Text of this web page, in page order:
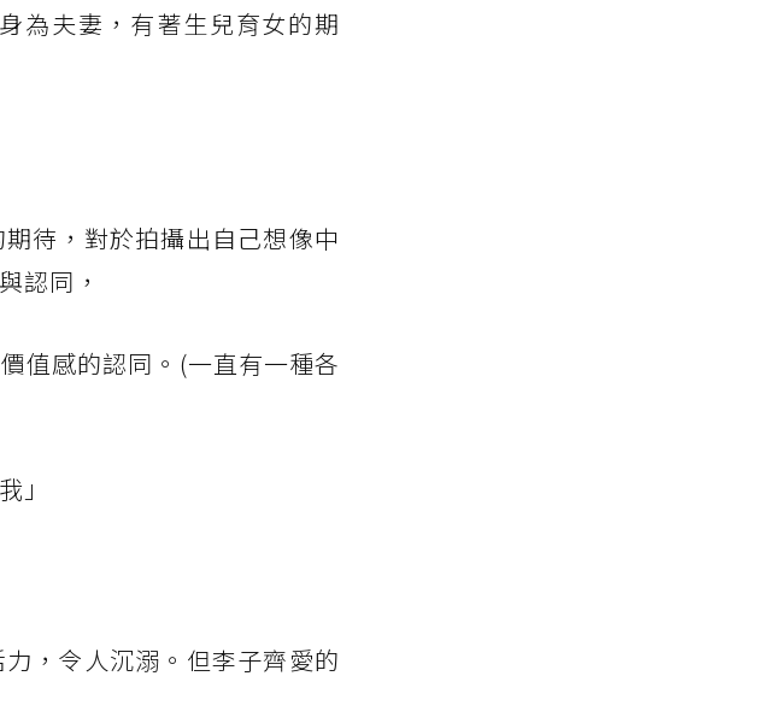
為夫妻，有著生兒育女的期
待，對於拍攝出自己想像中
認同，
值感的認同。(一直有一種各
」
，令人沉溺。但李子齊愛的